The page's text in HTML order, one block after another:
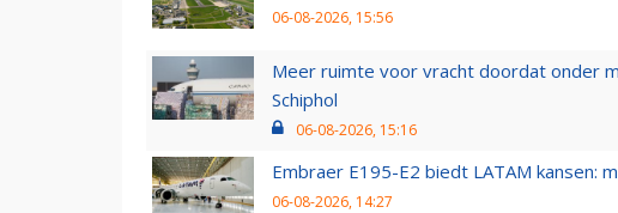
06-08-2026, 15:56
Meer ruimte voor vracht doordat onder
Schiphol
06-08-2026, 15:16
Embraer E195-E2 biedt LATAM kansen:
06-08-2026, 14:27